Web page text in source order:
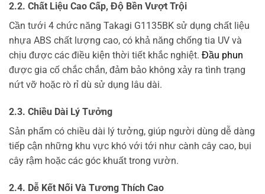
2.2. Chất Liệu Cao Cấp, Độ Bền Vượt Trội
Cần tưới 4 chức năng Takagi G1135BK sử dụng chất liệu
nhựa ABS chất lượng cao, có khả năng chống tia UV và
chịu được các điều kiện thời tiết khắc nghiệt. Đầu phun
được gia cố chắc chắn, đảm bảo không xảy ra tình trạng
nứt vỡ hoặc rò rỉ dù sử dụng lâu dài.
2.3. Chiều Dài Lý Tưởng
Sản phẩm có chiều dài lý tưởng, giúp người dùng dễ dàng
tiếp cận những khu vực khó với tới như cành cây cao, bụi
cây rậm hoặc các góc khuất trong vườn.
2.4. Dễ Kết Nối Và Tương Thích Cao